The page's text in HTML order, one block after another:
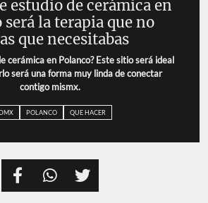
estudio de cerámica en
será la terapia que no
que necesitabas
cerámica en Polanco? Este sitio será ideal
será una forma muy linda de conectar
contigo mismx.
POLANCO QUE HACER